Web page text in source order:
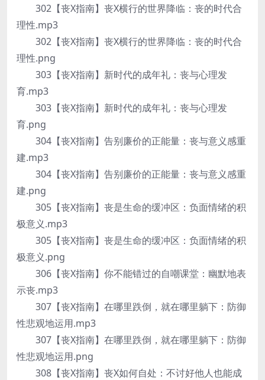
302【丧X指南】丧X横行的世界降临：丧的时代合
理性.mp3
302【丧X指南】丧X横行的世界降临：丧的时代合
理性.png
303【丧X指南】新时代的成年礼：丧与心理发
育.mp3
303【丧X指南】新时代的成年礼：丧与心理发
育.png
304【丧X指南】告别廉价的正能量：丧与意义感重
建.mp3
304【丧X指南】告别廉价的正能量：丧与意义感重
建.png
305【丧X指南】丧是生命的缓冲区：负面情绪的积
极意义.mp3
305【丧X指南】丧是生命的缓冲区：负面情绪的积
极意义.png
306【丧X指南】你不能错过的自嘲课堂：幽默地表
示丧.mp3
307【丧X指南】在哪里跌倒，就在哪里躺下：防御
性悲观地运用.mp3
307【丧X指南】在哪里跌倒，就在哪里躺下：防御
性悲观地运用.png
308【丧X指南】丧X如何自处：不讨好他人也能成